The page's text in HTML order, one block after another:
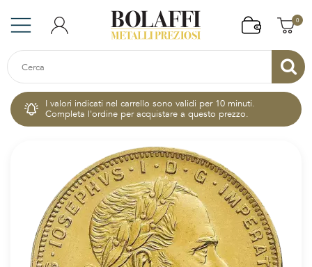
0
I valori indicati nel carrello sono validi per 10 minuti.
Completa l'ordine per acquistare a questo prezzo.